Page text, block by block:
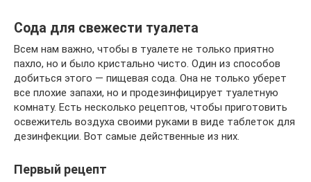
Сода для свежести туалета
Всем нам важно, чтобы в туалете не только приятно
пахло, но и было кристально чисто. Один из способов
добиться этого — пищевая сода. Она не только уберет
все плохие запахи, но и продезинфицирует туалетную
комнату. Есть несколько рецептов, чтобы приготовить
освежитель воздуха своими руками в виде таблеток для
дезинфекции. Вот самые действенные из них.
Первый рецепт